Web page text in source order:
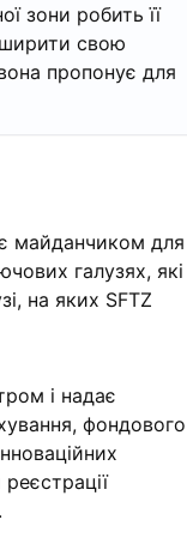
зони робить її
свою
пропонує для
майданчиком для
галузях, які
на яких SFTZ
і надає
фондового